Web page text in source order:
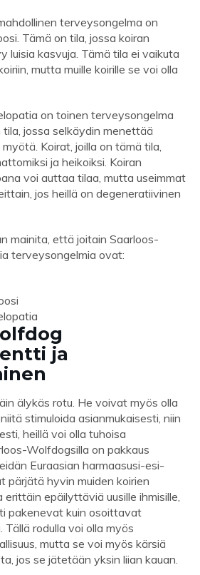
terveysongelma on
Tämä on tila, jossa koiran
luisia kasvuja. Tämä tila ei vaikuta
mutta muille koirille se voi olla
on toinen terveysongelma
tila, jossa selkäydin menettää
Koirat, joilla on tämä tila,
ja heikoiksi. Koiran
voi auttaa tilaa, mutta useimmat
jos heillä on degeneratiivinen
mainita, että joitain Saarloos-
terveysongelmia ovat:
ja
älykäs rotu. He voivat myös olla
stimuloida asianmukaisesti, niin
heillä voi olla tuhoisa
Wolfdogsilla on pakkaus
Euraasian harmaasusi-esi-
pärjätä hyvin muiden koirien
epäilyttäviä uusille ihmisille,
pakenevat kuin osoittavat
rodulla voi olla myös
mutta se voi myös kärsiä
jos se jätetään yksin liian kauan.